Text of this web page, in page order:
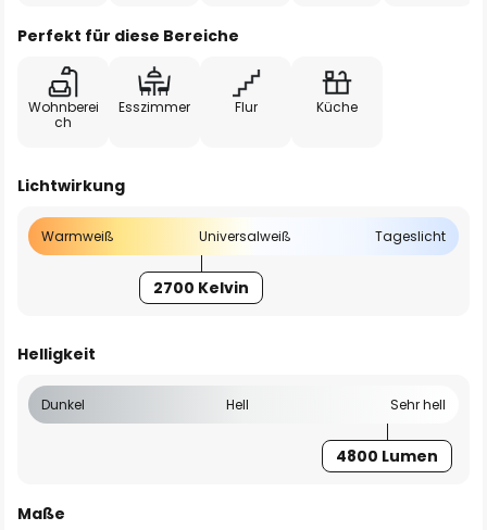
Perfekt für diese Bereiche
Wohnberei
ch
Esszimmer Flur Küche
Lichtwirkung
Warmweiß Universalweiß Tageslicht
2700 Kelvin
Helligkeit
Dunkel Hell Sehr hell
4800 Lumen
Maße